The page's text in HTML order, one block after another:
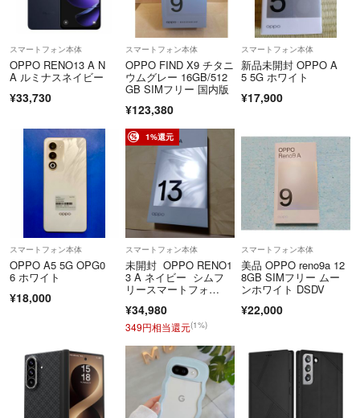
スマートフォン本体
OPPO RENO13 A N
A ルミナスネイビー
¥33,730
スマートフォン本体
OPPO FIND X9 チタニ
ウムグレー 16GB/512
GB SIMフリー 国内版
¥123,380
スマートフォン本体
新品未開封 OPPO A
5 5G ホワイト
¥17,900
スマートフォン本体
OPPO A5 5G OPG0
6 ホワイト
¥18,000
1%還元
スマートフォン本体
未開封 OPPO RENO1
3 A ネイビー シムフ
リースマートフォ
¥34,980
349円相当還元(1%)
スマートフォン本体
美品 OPPO reno9a 12
8GB SIMフリー ムー
ンホワイト DSDV
¥22,000